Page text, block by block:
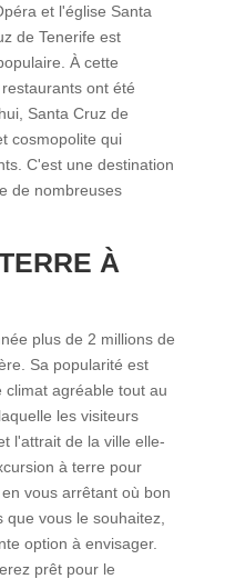
et l'église Santa
de Tenerife est
À cette
ont été
Santa Cruz de
cosmopolite qui
C'est une destination
de nombreuses
À
plus de 2 millions de
Sa popularité est
agréable tout au
les visiteurs
l'attrait de la ville elle-
à terre pour
vous arrêtant où bon
vous le souhaitez,
option à envisager.
prêt pour le